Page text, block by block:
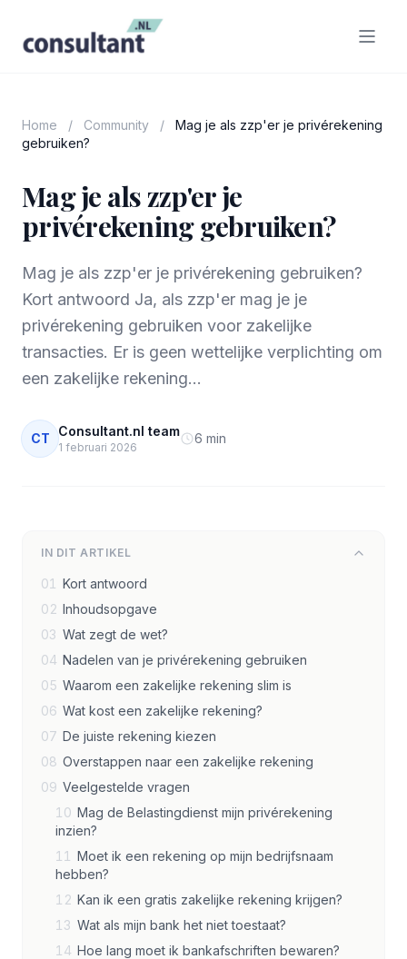
Home / Community /
Mag je als zzp'er je privérekening
gebruiken?
Mag je als zzp'er je
privérekening gebruiken?
Mag je als zzp'er je privérekening gebruiken?
Kort antwoord Ja, als zzp'er mag je je
privérekening gebruiken voor zakelijke
transacties. Er is geen wettelijke verplichting om
een zakelijke rekening...
CT Consultant.nl team
1 februari 2026
6 min
IN DIT ARTIKEL
01 Kort antwoord
02 Inhoudsopgave
03 Wat zegt de wet?
04 Nadelen van je privérekening gebruiken
05 Waarom een zakelijke rekening slim is
06 Wat kost een zakelijke rekening?
07 De juiste rekening kiezen
08 Overstappen naar een zakelijke rekening
09 Veelgestelde vragen
10 Mag de Belastingdienst mijn privérekening
inzien?
11 Moet ik een rekening op mijn bedrijfsnaam
hebben?
12 Kan ik een gratis zakelijke rekening krijgen?
13 Wat als mijn bank het niet toestaat?
14 Hoe lang moet ik bankafschriften bewaren?